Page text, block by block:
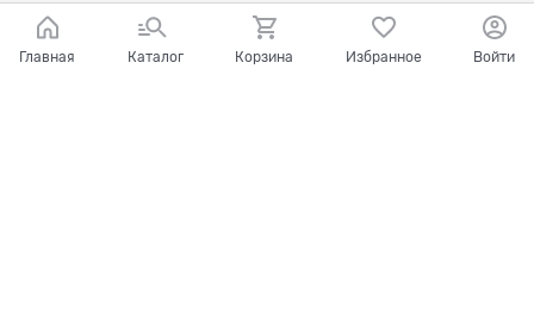
Главная Каталог Корзина Избранное Войти